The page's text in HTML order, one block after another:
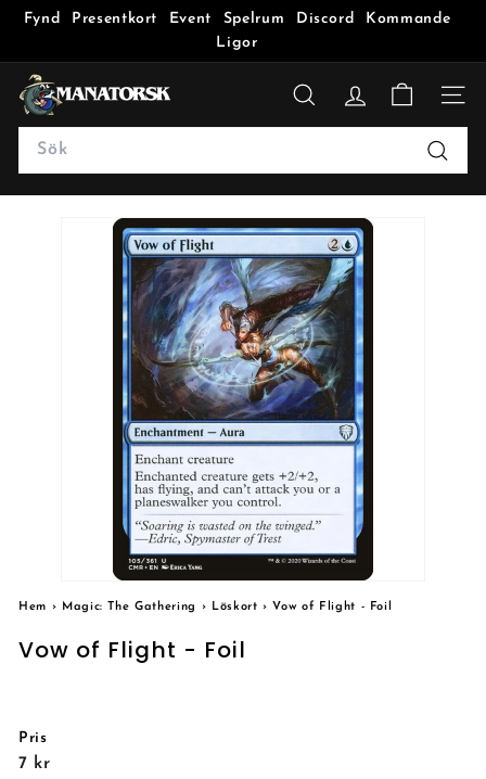
Fynd Presentkort Event Spelrum Discord
Kommande
Ligor
M
a
a
t
SÖK
Search
Sök
Hem › Magic: The Gathering › Löskort › Vow of Flight - Foil
Vow of Flight - Foil
Pris
Reguljärt
7 kr7